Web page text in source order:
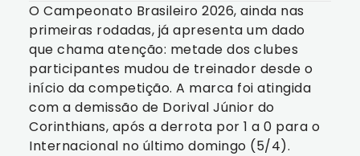
O Campeonato Brasileiro 2026, ainda nas
primeiras rodadas, já apresenta um dado
que chama atenção: metade dos clubes
participantes mudou de treinador desde o
início da competição. A marca foi atingida
com a demissão de Dorival Júnior do
Corinthians, após a derrota por 1 a 0 para o
Internacional no último domingo (5/4).